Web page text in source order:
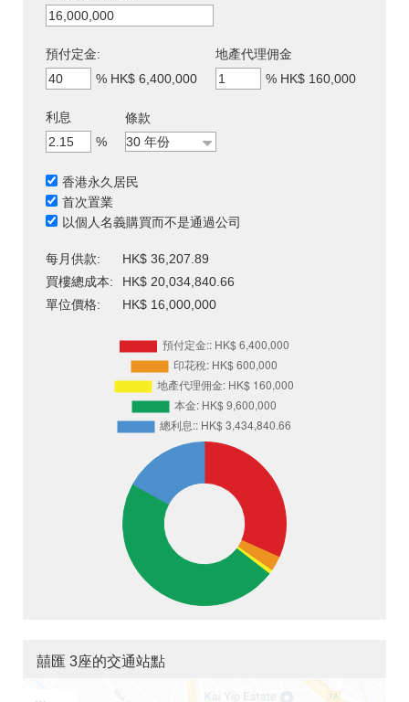
預付定金:
% HK$ 6,400,000
地產代理佣金
% HK$ 160,000
利息
%
條款
香港永久居民
首次置業
以個人名義購買而不是通過公司
每月供款:
HK$ 36,207.89
買樓總成本:
HK$ 20,034,840.66
單位價格:
HK$ 16,000,000
囍匯 3座的交通站點